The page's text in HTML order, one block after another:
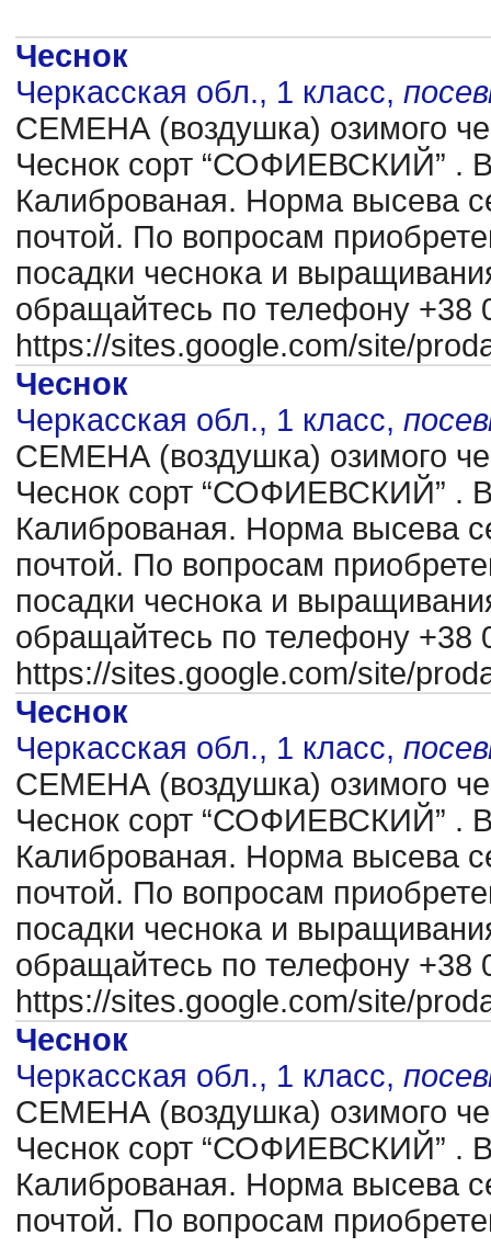
Чеснок
Черкасская обл., 1 класс,
CЕМЕНА (воздушка) озимого
Чеснок сорт “СОФИЕВСКИЙ” .
Калиброваная. Норма высева
почтой. По вопросам
посадки чеснока и
обращайтесь по телефону +38
https://sites.google.com/site/
Чеснок
Черкасская обл., 1 класс,
CЕМЕНА (воздушка) озимого
Чеснок сорт “СОФИЕВСКИЙ” .
Калиброваная. Норма высева
почтой. По вопросам
посадки чеснока и
обращайтесь по телефону +38
https://sites.google.com/site/
Чеснок
Черкасская обл., 1 класс,
CЕМЕНА (воздушка) озимого
Чеснок сорт “СОФИЕВСКИЙ” .
Калиброваная. Норма высева
почтой. По вопросам
посадки чеснока и
обращайтесь по телефону +38
https://sites.google.com/site/
Чеснок
Черкасская обл., 1 класс,
CЕМЕНА (воздушка) озимого
Чеснок сорт “СОФИЕВСКИЙ” .
Калиброваная. Норма высева
почтой. По вопросам